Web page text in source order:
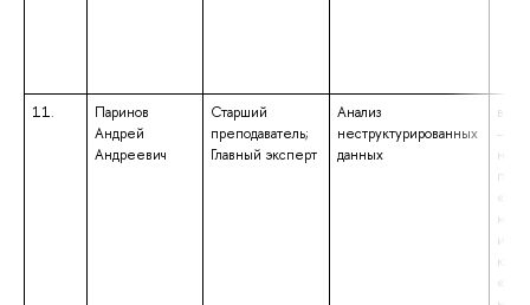
11.
Паринов
Андрей
Андреевич
Старший
преподаватель;
Главный эксперт
Анализ
неструктурированных
данных
–